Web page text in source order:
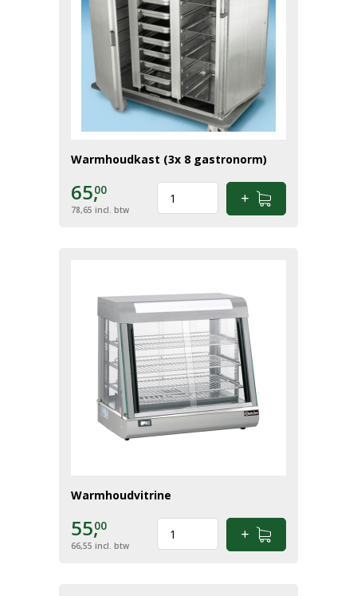
Warmhoudkast (3x 8 gastronorm)
65,00
78,65 incl. btw
Warmhoudvitrine
55,00
66,55 incl. btw